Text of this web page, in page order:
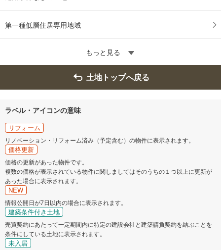
第一種低層住居専用地域
もっと見る
土地トップへ戻る
ラベル・アイコンの意味
リフォーム
リノベーション・リフォーム済み（予定含む）の物件に表示されます。
価格更新
価格の更新があった物件です。
複数の価格が表示されている物件に関しましてはそのうちの１つ以上に更新が
あった場合に表示されます。
NEW
情報公開日が7日以内の場合に表示されます。
建築条件付き土地
売買契約にあたって一定期間内に特定の建設会社と建築請負契約を結ぶことを
条件にしている土地に表示されます。
未入居